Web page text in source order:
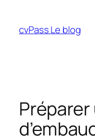
contenu
cvPass Le blog